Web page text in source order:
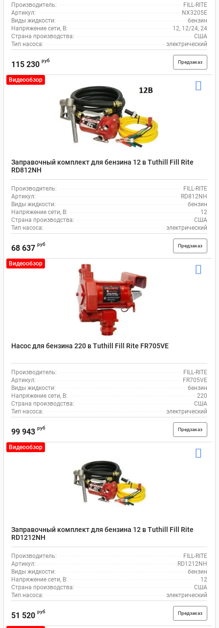
Производитель:
FILL-RITE
Артикул:
NX3205E
Виды жидкости:
бензин
Напряжение сети, В:
12, 12/24, 24
Страна производства:
США
Тип насоса:
электрический
115 230 руб Предзаказ
Видеообзор
Заправочный комплект для бензина 12 в Tuthill Fill Rite
RD812NH
Производитель:
FILL-RITE
Артикул:
RD812NH
Виды жидкости:
бензин
Напряжение сети, В:
12
Страна производства:
США
Тип насоса:
электрический
68 637 руб Предзаказ
Видеообзор
Насос для бензина 220 в Tuthill Fill Rite FR705VE
Производитель:
FILL-RITE
Артикул:
FR705VE
Виды жидкости:
бензин
Напряжение сети, В:
220
Страна производства:
США
Тип насоса:
электрический
99 943 руб Предзаказ
Видеообзор
Заправочный комплект для бензина 12 в Tuthill Fill Rite
RD1212NH
Производитель:
FILL-RITE
Артикул:
RD1212NH
Виды жидкости:
бензин
Напряжение сети, В:
12
Страна производства:
США
Тип насоса:
электрический
51 520 руб Предзаказ